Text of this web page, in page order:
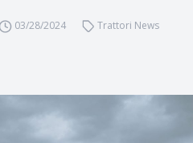
03/28/2024 Trattori News